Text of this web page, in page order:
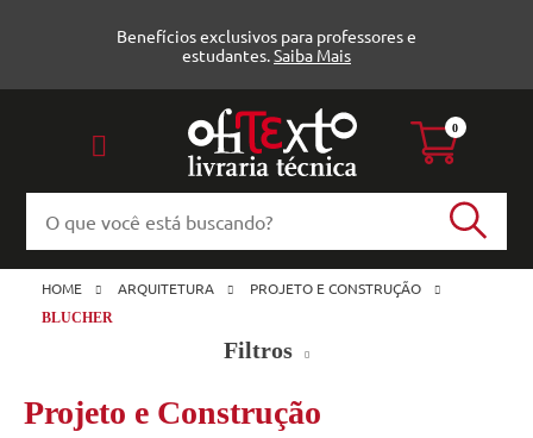
Benefícios exclusivos para professores e
estudantes. Saiba Mais
0
HOME ARQUITETURA PROJETO E CONSTRUÇÃO
BLUCHER
Filtros
Projeto e Construção (23)
Projeto e Construção